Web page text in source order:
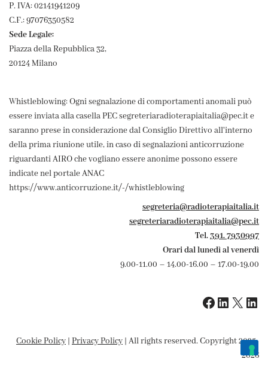
P. IVA: 02141941209
C.F.: 97076350582
Sede Legale:
Piazza della Repubblica 32,
20124 Milano
Whistleblowing: Ogni segnalazione di comportamenti anomali può
essere inviata alla casella PEC segreteriaradioterapiaitalia@pec.it e
saranno prese in considerazione dal Consiglio Direttivo all'interno
della prima riunione utile, in caso di segnalazioni anticorruzione
riguardanti AIRO che vogliano essere anonime possono essere
indicate nel portale ANAC
https://www.anticorruzione.it/-/whistleblowing
segreteria@radioterapiaitalia.it
segreteriaradioterapiaitalia@pec.it
Tel.391. 7930997
Orari dal lunedì al venerdì
9.00-11.00 – 14.00-16.00 – 17.00-19.00
Cookie Policy | Privacy Policy | All rights reserved. Copyright 2025-
2026